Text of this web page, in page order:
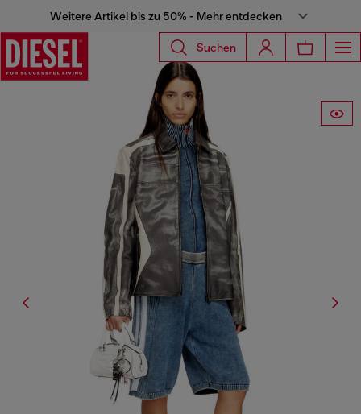
Weitere Artikel bis zu 50% - Mehr entdecken
Suchen